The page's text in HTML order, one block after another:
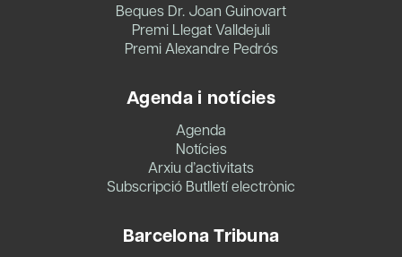
Beques Dr. Joan Guinovart
Premi Llegat Valldejuli
Premi Alexandre Pedrós
Agenda i notícies
Agenda
Notícies
Arxiu d’activitats
Subscripció Butlletí electrònic
Barcelona Tribuna